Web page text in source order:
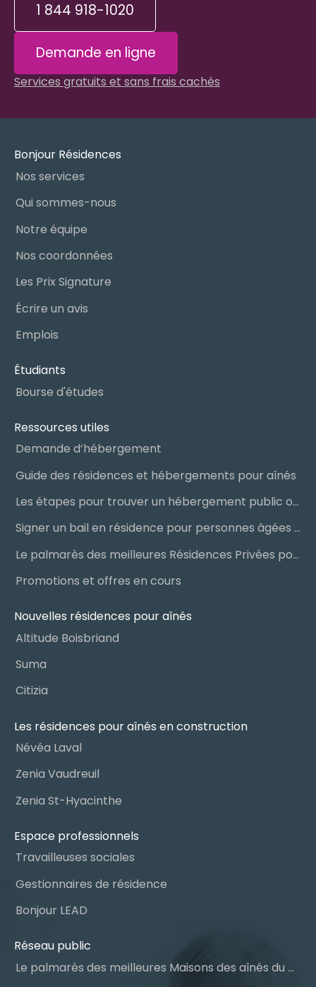
1 844 918-1020
Demande en ligne
Services gratuits et sans frais cachés
Bonjour Résidences
Nos services
Qui sommes-nous
Notre équipe
Nos coordonnées
Les Prix Signature
Écrire un avis
Emplois
Étudiants
Bourse d'études
Ressources utiles
Demande d’hébergement
Guide des résidences et hébergements pour aînés
Les étapes pour trouver un hébergement public ou privé
Signer un bail en résidence pour personnes âgées (RPA) : ce qu’il faut savoir
Le palmarès des meilleures Résidences Privées pour Aînés (RPA)
Promotions et offres en cours
Nouvelles résidences pour aînés
Altitude Boisbriand
Suma
Citizia
Les résidences pour aînés en construction
Névéa Laval
Zenia Vaudreuil
Zenia St-Hyacinthe
Espace professionnels
Travailleuses sociales
Gestionnaires de résidence
Bonjour LEAD
Réseau public
Le palmarès des meilleures Maisons des aînés du Québec